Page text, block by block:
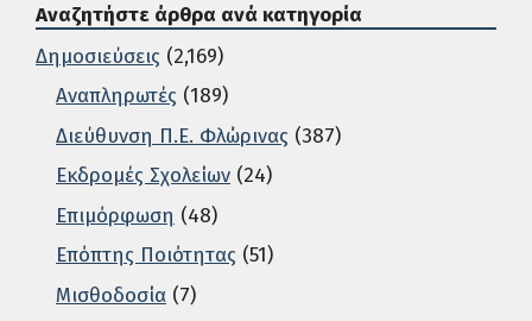
Αναζητήστε άρθρα ανά κατηγορία
Δημοσιεύσεις (2,169)
Αναπληρωτές (189)
Διεύθυνση Π.Ε. Φλώρινας (387)
Εκδρομές Σχολείων (24)
Επιμόρφωση (48)
Επόπτης Ποιότητας (51)
Μισθοδοσία (7)